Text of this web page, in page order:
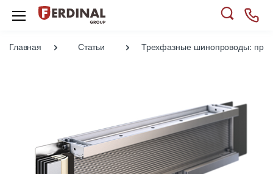
Главная Статьи Трехфазные шинопроводы: